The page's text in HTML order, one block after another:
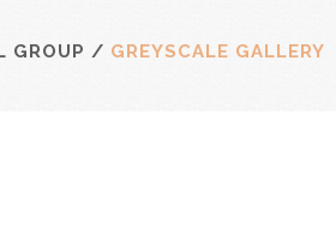
GROUP / GREYSCALE GALLERY